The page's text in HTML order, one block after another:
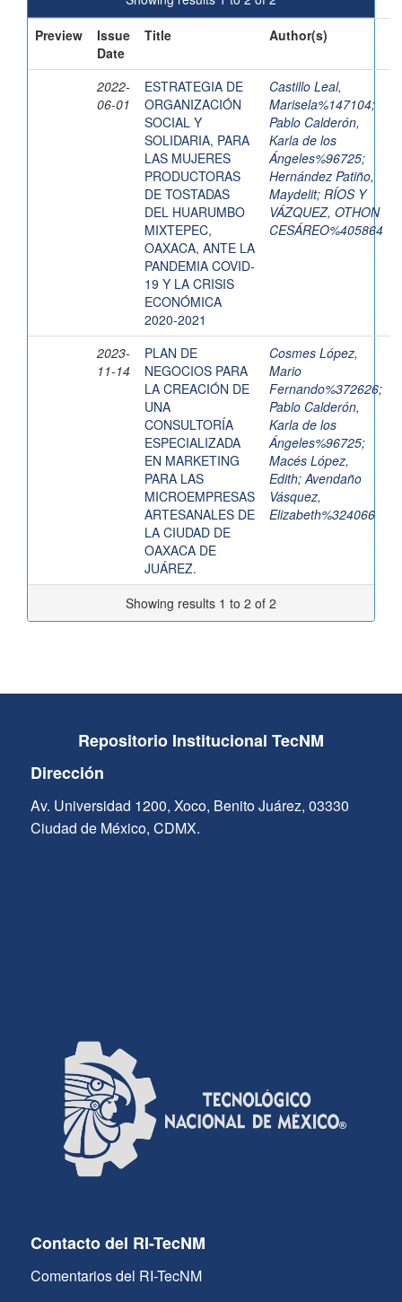
Preview
Issue
Date
Title Author(s)
2022-
06-01
ESTRATEGIA DE
ORGANIZACIÓN
SOCIAL Y
SOLIDARIA, PARA
LAS MUJERES
PRODUCTORAS
DE TOSTADAS
DEL HUARUMBO
MIXTEPEC,
OAXACA, ANTE LA
PANDEMIA COVID-
19 Y LA CRISIS
ECONÓMICA
2020-2021
Castillo Leal,
Marisela%147104;
Pablo Calderón,
Karla de los
Ángeles%96725;
Hernández Patiño,
Maydelit; RÍOS Y
VÁZQUEZ, OTHON
CESÁREO%405864
2023-
11-14
PLAN DE
NEGOCIOS PARA
LA CREACIÓN DE
UNA
CONSULTORÍA
ESPECIALIZADA
EN MARKETING
PARA LAS
MICROEMPRESAS
ARTESANALES DE
LA CIUDAD DE
OAXACA DE
JUÁREZ.
Cosmes López,
Mario
Fernando%372626;
Pablo Calderón,
Karla de los
Ángeles%96725;
Macés López,
Edith;Avendaño
Vásquez,
Elizabeth%324066
Showing results 1 to 2 of 2
Repositorio Institucional TecNM
Dirección
Av. Universidad 1200, Xoco, Benito Juárez, 03330
Ciudad de México, CDMX.
Contacto del RI-TecNM
Comentarios del RI-TecNM